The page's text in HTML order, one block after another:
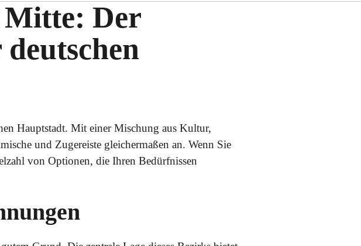
Mitte: Der
Hauptstadt. Mit einer Mischung aus Kultur,
und Zugereiste gleichermaßen an. Wenn Sie
von Optionen, die Ihren Bedürfnissen